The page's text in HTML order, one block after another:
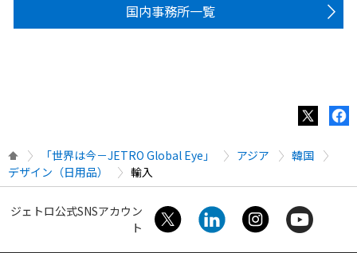
国内事務所一覧
「世界は今－JETRO Global Eye」 アジア
韓国
デザイン（日用品）
輸入
ジェトロ公式SNSアカウン
ト